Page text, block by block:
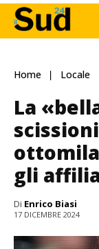
Home Locale
La
gli
Di Enrico Biasi
17 DICEMBRE 2024